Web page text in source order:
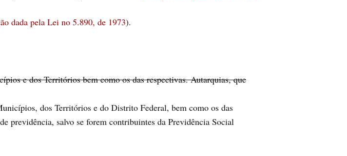
dada pela Lei no 5.890, de 1973).
e dos Territórios bem como os das respectivas. Autarquias, que
dos Territórios e do Distrito Federal, bem como os das
previdência, salvo se forem contribuintes da Previdência Social